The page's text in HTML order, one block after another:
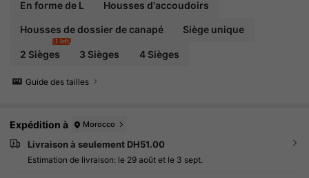
En forme de L Housses d'accoudoirs
Housses de dossier de canapé Siège unique
2 Sièges
1 left
3 Sièges 4 Sièges
Guide des tailles
Expédition à Morocco
Livraison à seulement DH51.00
Estimation de livraison: le 29 août et le 3 sept.